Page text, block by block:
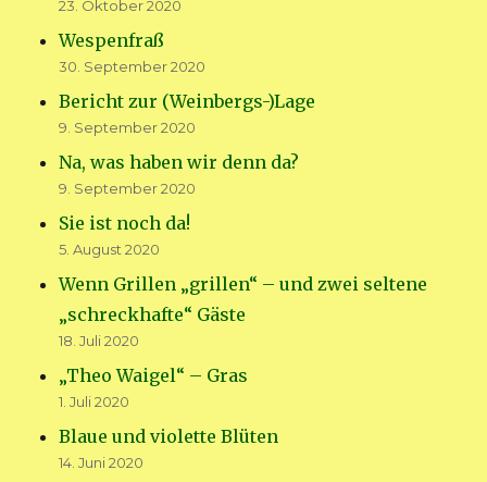
23. Oktober 2020
Wespenfraß
30. September 2020
Bericht zur (Weinbergs-)Lage
9. September 2020
Na, was haben wir denn da?
9. September 2020
Sie ist noch da!
5. August 2020
Wenn Grillen „grillen“ – und zwei seltene
„schreckhafte“ Gäste
18. Juli 2020
„Theo Waigel“ – Gras
1. Juli 2020
Blaue und violette Blüten
14. Juni 2020